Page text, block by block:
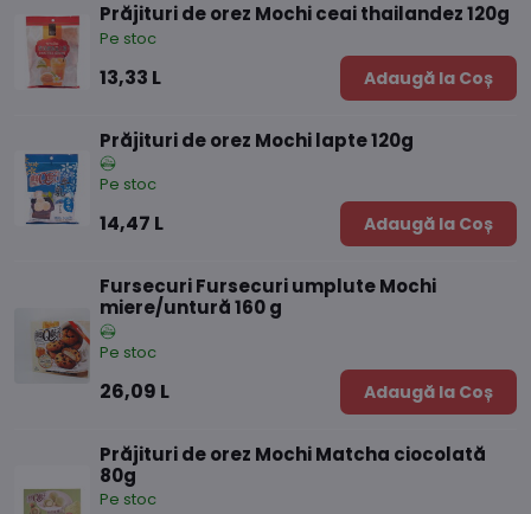
Prăjituri de orez Mochi ceai thailandez 120g
Pe stoc
13,33 L Adaugă la Coș
Prăjituri de orez Mochi lapte 120g
Pe stoc
14,47 L Adaugă la Coș
Fursecuri Fursecuri umplute Mochi
miere/untură 160 g
Pe stoc
26,09 L Adaugă la Coș
Prăjituri de orez Mochi Matcha ciocolată
80g
Pe stoc